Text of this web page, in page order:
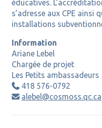
éducatives.
s’adresse aux CPE ainsi
installations
Information
Ariane Lebel
Chargée de projet
Les Petits ambassadeurs
418 576-0792
 alebel@cosmoss.qc.ca